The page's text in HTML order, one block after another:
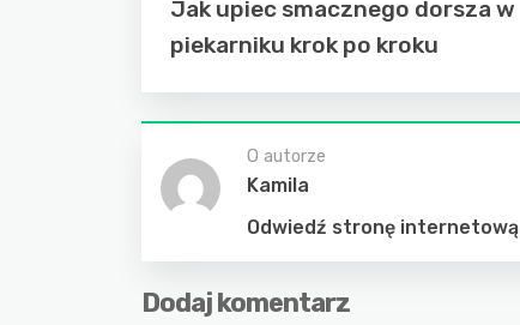
Jak upiec smacznego dorsza w
piekarniku krok po kroku
O autorze
Kamila
Odwiedź stronę internetową
Dodaj komentarz